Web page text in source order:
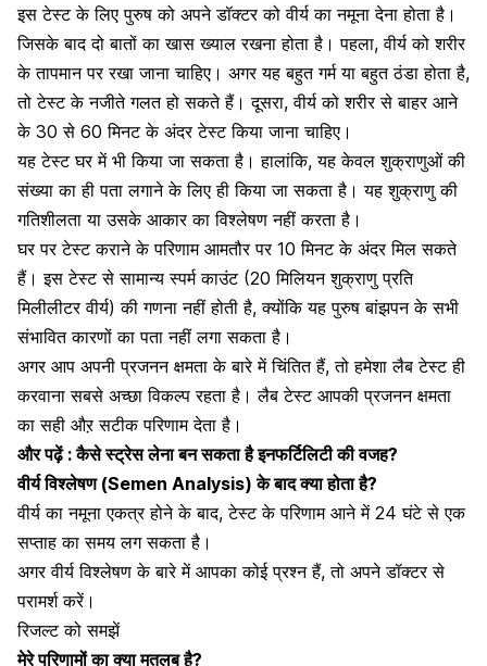
इस टेस्ट के लिए पुरुष को अपने डॉक्टर को वीर्य का नमूना देना होता है।
जिसके बाद दो बातों का खास ख्याल रखना होता है। पहला, वीर्य को शरीर
के तापमान पर रखा जाना चाहिए। अगर यह बहुत गर्म या बहुत ठंडा होता है,
तो टेस्ट के नजीते गलत हो सकते हैं। दूसरा,वीर्य को शरीर से बाहर आने
के 30 से 60 मिनट के अंदर टेस्ट किया जाना चाहिए।
यह टेस्ट घर में भी किया जा सकता है। हालांकि,यह केवल शुक्राणुओं की
संख्या का ही पता लगाने के लिए ही किया जा सकता है। यह शुक्राणु की
गतिशीलता या उसके आकार का विश्लेषण नहीं करता है।
घर पर टेस्ट कराने के परिणाम आमतौर पर 10 मिनट के अंदर मिल सकते
हैं। इस टेस्ट से सामान्य स्पर्म काउंट (20 मिलियन शुक्राणु प्रति
मिलीलीटर वीर्य) की गणना नहीं होती है, क्योंकि यह पुरुष बांझपन के सभी
संभावित कारणों का पता नहीं लगा सकता है।
अगर आप अपनी प्रजनन क्षमता के बारे मेंचिंतितहैं,तो हमेशा लैब टेस्ट ही
करवाना सबसे अच्छा विकल्प रहता है। लैब टेस्ट आपकी प्रजनन क्षमता
का सही औऱ सटीक परिणाम देता है।
और पढ़ें : कैसे स्ट्रेस लेना बन सकता है इनफर्टिलिटी की वजह?
वीर्य विश्लेषण (Semen Analysis) के बाद क्या होता है?
वीर्य का नमूना एकत्र होने के बाद,टेस्ट के परिणाम आने में 24 घंटे से एक
सप्ताह का समय लग सकता है।
अगर वीर्य विश्लेषण के बारे में आपका कोई प्रश्न हैं,तो अपने डॉक्टर से
परामर्श करें।
रिजल्ट को समझें
मेरे परिणामों का क्या मतलब है?